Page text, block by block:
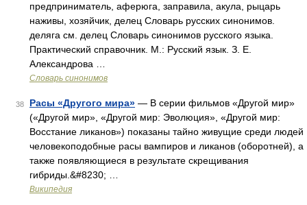
предприниматель, аферюга, заправила, акула, рыцарь
наживы, хозяйчик, делец Словарь русских синонимов.
деляга см. делец Словарь синонимов русского языка.
Практический справочник. М.: Русский язык. З. Е.
Александрова …
Словарь синонимов
38 Расы «Другого мира» — В серии фильмов «Другой мир»
(«Другой мир», «Другой мир: Эволюция», «Другой мир:
Восстание ликанов») показаны тайно живущие среди людей
человекоподобные расы вампиров и ликанов (оборотней), а
также появляющиеся в результате скрещивания
гибриды.&#8230; …
Википедия